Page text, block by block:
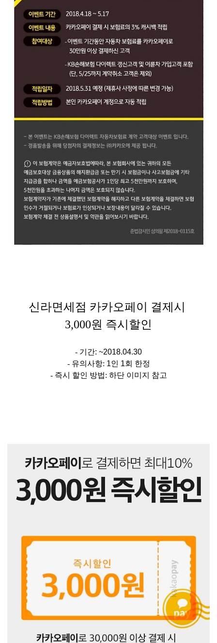
신라면세점 카카오페이 결제시
3,000원 즉시할인
- 기간: ~2018.04.30
- 유의사항: 1인 1회 한정
- 즉시 할인 방법: 하단 이미지 참고